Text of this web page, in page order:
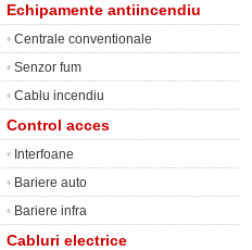
Echipamente antiincendiu
• Centrale conventionale
• Senzor fum
• Cablu incendiu
Control acces
• Interfoane
• Bariere auto
• Bariere infra
Cabluri electrice